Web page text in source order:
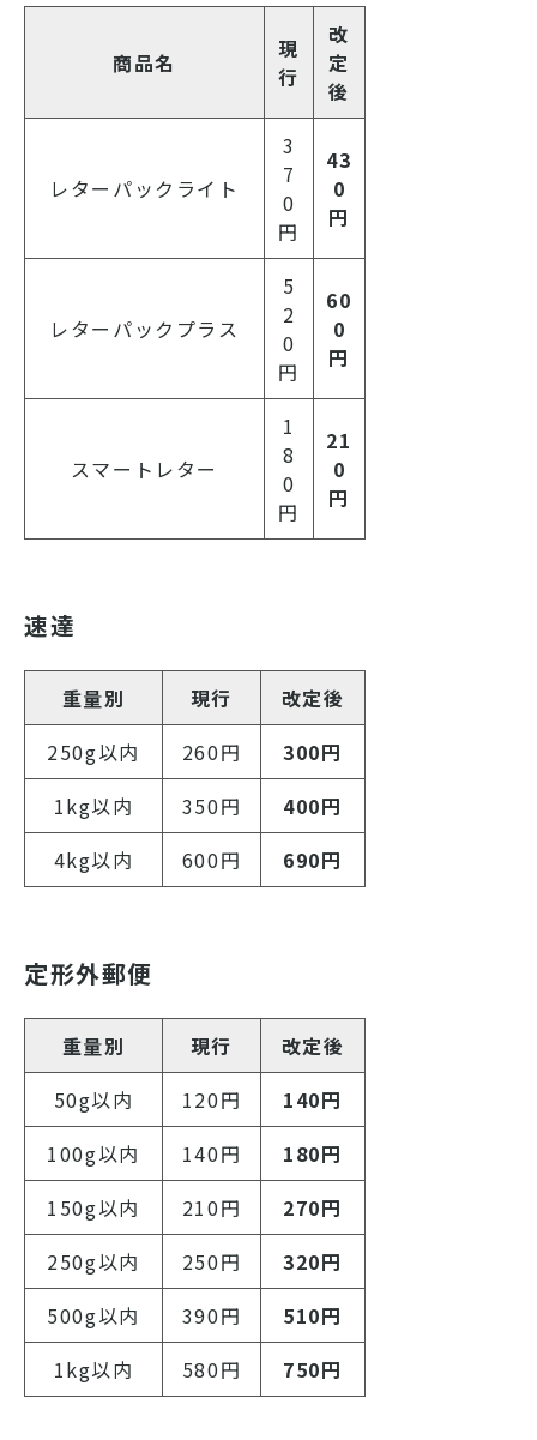
商品名
現
行
改
定
後
レターパックライト
3
7
0
円
43
0
円
レターパックプラス
5
2
0
円
60
0
円
スマートレター
1
8
0
円
21
0
円
速達
重量別 現行
改定後
250g以内
260円
300円
1kg以内
350円
400円
4kg以内
600円 690円
定形外郵便
重量別 現行
改定後
50g以内
120円
140円
100g以内
140円
180円
150g以内
210円
270円
250g以内
250円
320円
500g以内
390円
510円
1kg以内
580円 750円